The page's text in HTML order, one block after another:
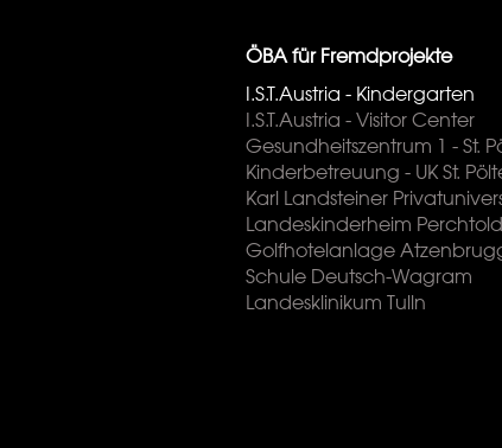
ÖBA für Fremdprojekte
I.S.T.Austria - Kindergarten
I.S.T.Austria - Visitor Center
Gesundheitszentrum 1 - St.
Kinderbetreuung - UK St.
Karl Landsteiner
Landeskinderheim
Golfhotelanlage
Schule Deutsch-Wagram
Landesklinikum Tulln